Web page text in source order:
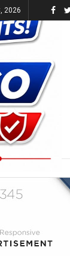
2026
LIVE TV